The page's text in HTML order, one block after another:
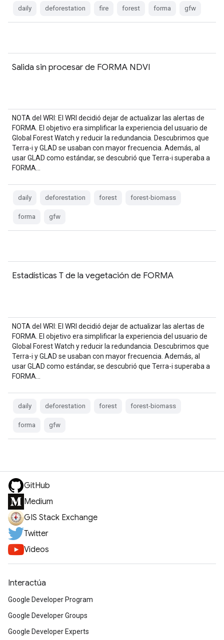
daily deforestation fire forest forma gfw
Salida sin procesar de FORMA NDVI
NOTA del WRI: El WRI decidió dejar de actualizar las alertas de
FORMA. El objetivo era simplificar la experiencia del usuario de
Global Forest Watch y reducir la redundancia. Descubrimos que
Terra-i y GLAD se usaban con mayor frecuencia. Además, al
usar GLAD como estándar, se descubrió que Terra-i superaba a
FORMA…
daily deforestation forest forest-biomass
forma gfw
Estadísticas T de la vegetación de FORMA
NOTA del WRI: El WRI decidió dejar de actualizar las alertas de
FORMA. El objetivo era simplificar la experiencia del usuario de
Global Forest Watch y reducir la redundancia. Descubrimos que
Terra-i y GLAD se usaban con mayor frecuencia. Además, al
usar GLAD como estándar, se descubrió que Terra-i superaba a
FORMA…
daily deforestation forest forest-biomass
forma gfw
GitHub
Medium
GIS Stack Exchange
Twitter
Videos
Interactúa
Google Developer Program
Google Developer Groups
Google Developer Experts